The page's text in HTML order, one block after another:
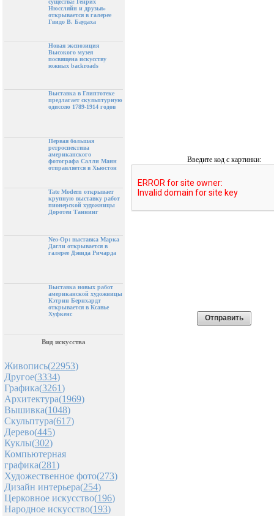
существа: Генрих
Нюссляйн и друзья»
открывается в галерее
Гвидо В. Баудаха
Новая экспозиция
Высокого музея
посвящена искусству
южных backroads
Выставка в Глиптотеке
предлагает скульптурную
одиссею 1789-1914 годов
Первая большая
ретроспектива
американского
фотографа Салли Манн
отправляется в Хьюстон
Tate Modern открывает
крупную выставку работ
пионерской художницы
Доротеи Таннинг
Neo-Op: выставка Марка
Дагли открывается в
галерее Дэвида Ричарда
Выставка новых работ
американской художницы
Кэтрин Бернхардт
открывается в Ксавье
Хуфкенс
Вид искусства
Живопись(22953)
Другое(3334)
Графика(3261)
Архитектура(1969)
Вышивка(1048)
Скульптура(617)
Дерево(445)
Куклы(302)
Компьютерная
графика(281)
Художественное фото(273)
Дизайн интерьера(254)
Церковное искусство(196)
Народное искусство(193)
Введите код с картинки: